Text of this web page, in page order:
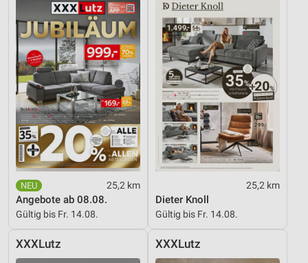
25,2 km
Angebote ab 08.08.
Gültig bis Fr. 14.08.
25,2 km
Dieter Knoll
Gültig bis Fr. 14.08.
XXXLutz XXXLutz